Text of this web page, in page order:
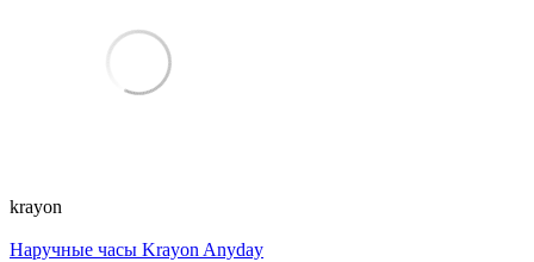
krayon
Наручные часы Krayon Anyday